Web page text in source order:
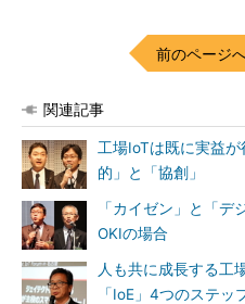
前のページ
関連記事
工場IoTは既に実益
的」と「協創」
「カイゼン」と「デ
OKIの場合
人も共に成長する工
「IoE」4つのステッ